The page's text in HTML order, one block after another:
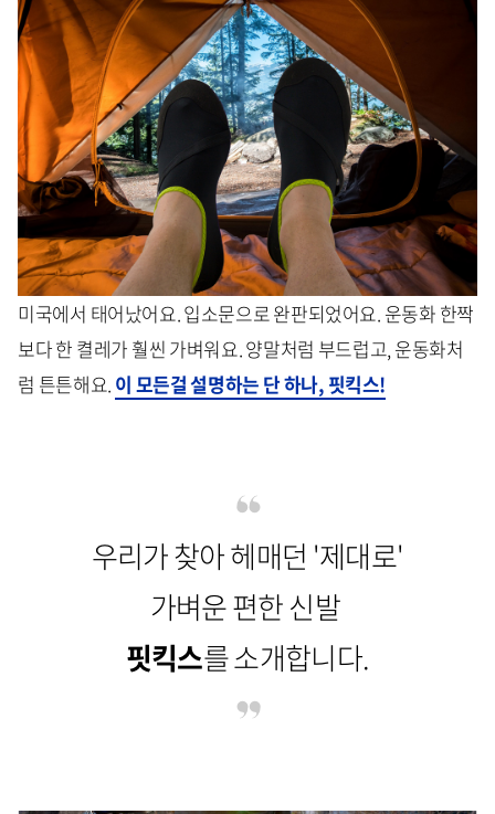
미국에서 태어났어요. 입소문으로 완판되었어요. 운동화 한짝
보다 한 켤레가 훨씬 가벼워요. 양말처럼 부드럽고, 운동화처
럼 튼튼해요. 이 모든걸 설명하는 단 하나, 핏킥스!
우리가 찾아 헤매던 '제대로'
가벼운 편한 신발
핏킥스를 소개합니다.